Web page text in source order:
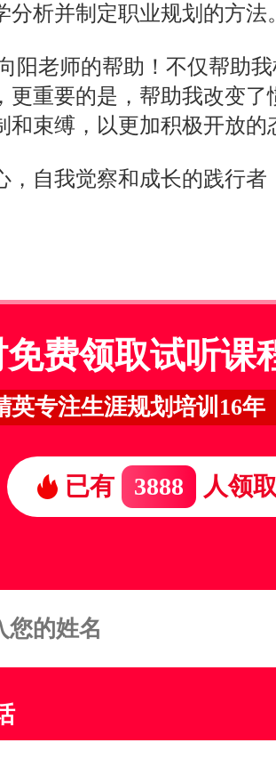
分析并制定职业规划的方法
老师的帮助！不仅帮助
更重要的是，帮助我改变
和束缚，以更加积极开放
，自我觉察和成长的践行者
免费领取试听课
英专注生涯规划培训16年
已有 3888 人领